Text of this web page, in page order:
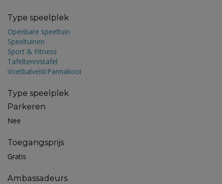
Type speelplek
Openbare speeltuin
Speeltuinen
Sport & Fitness
Tafeltennistafel
Voetbalveld/Pannakooi
Type speelplek
Parkeren
Nee
Toegangsprijs
Gratis
Ambassadeurs